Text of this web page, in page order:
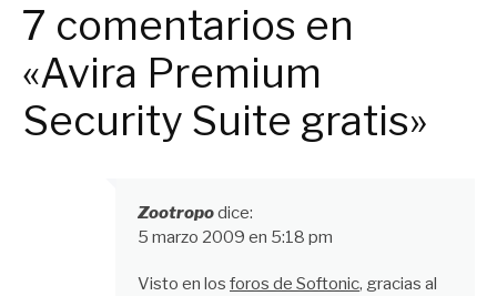
7 comentarios en
«Avira Premium
Security Suite gratis»
Zootropodice:
5 marzo 2009 en 5:18 pm
Visto en los foros de Softonic, gracias al